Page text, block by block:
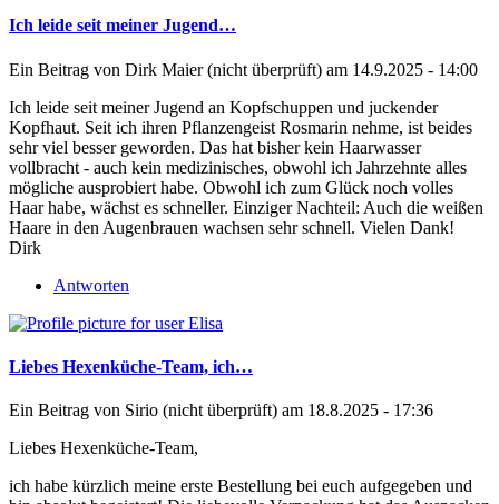
Ich leide seit meiner Jugend…
Ein Beitrag von Dirk Maier (nicht überprüft) am 14.9.2025 - 14:00
Ich leide seit meiner Jugend an Kopfschuppen und juckender
Kopfhaut. Seit ich ihren Pflanzengeist Rosmarin nehme, ist beides
sehr viel besser geworden. Das hat bisher kein Haarwasser
vollbracht - auch kein medizinisches, obwohl ich Jahrzehnte alles
mögliche ausprobiert habe. Obwohl ich zum Glück noch volles
Haar habe, wächst es schneller. Einziger Nachteil: Auch die weißen
Haare in den Augenbrauen wachsen sehr schnell. Vielen Dank!
Dirk
Antworten
Liebes Hexenküche-Team, ich…
Ein Beitrag von Sirio (nicht überprüft) am 18.8.2025 - 17:36
Liebes Hexenküche-Team,
ich habe kürzlich meine erste Bestellung bei euch aufgegeben und